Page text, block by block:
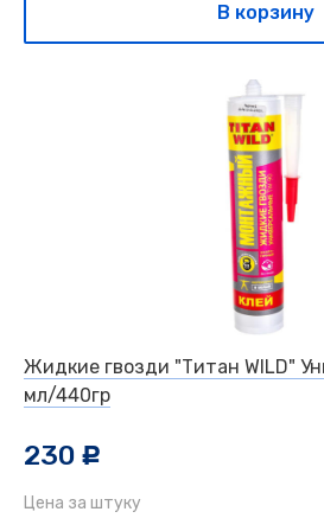
В корзину
Жидкие гвозди "Титан WILD"
мл/440гр
230 c
Цена за штуку